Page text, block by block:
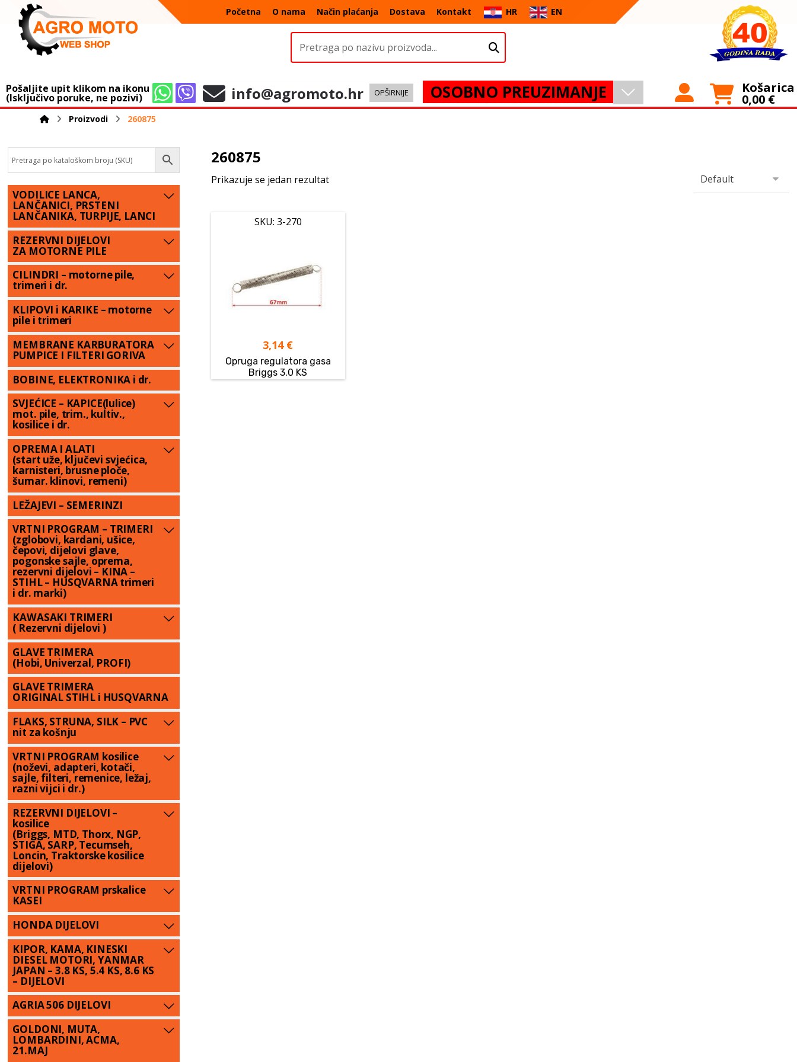
Početna O nama Način plaćanja Dostava Kontakt HR EN
Pošaljite upit klikom na ikonu
(Isključivo poruke, ne pozivi) info@agromoto.hr OPŠIRNIJE OSOBNO PREUZIMANJE Košarica
0,00 €
Proizvodi 260875
260875
Prikazuje se jedan rezultat
SKU: 3-270
3,14 €
Opruga regulatora gasa
Briggs 3.0 KS
VODILICE LANCA,
LANČANICI, PRSTENI
LANČANIKA, TURPIJE, LANCI
REZERVNI DIJELOVI
ZA MOTORNE PILE
CILINDRI – motorne pile,
trimeri i dr.
KLIPOVI i KARIKE – motorne
pile i trimeri
MEMBRANE KARBURATORA
PUMPICE I FILTERI GORIVA
BOBINE, ELEKTRONIKA i dr.
SVJEĆICE – KAPICE(lulice)
mot. pile, trim., kultiv.,
kosilice i dr.
OPREMA I ALATI
(start uže, ključevi svjećica,
karnisteri, brusne ploče,
šumar. klinovi, remeni)
LEŽAJEVI – SEMERINZI
VRTNI PROGRAM – TRIMERI
(zglobovi, kardani, ušice,
čepovi, dijelovi glave,
pogonske sajle, oprema,
rezervni dijelovi – KINA –
STIHL – HUSQVARNA trimeri
i dr. marki)
KAWASAKI TRIMERI
( Rezervni dijelovi )
GLAVE TRIMERA
(Hobi, Univerzal, PROFI)
GLAVE TRIMERA
ORIGINAL STIHL i HUSQVARNA
FLAKS, STRUNA, SILK – PVC
nit za košnju
VRTNI PROGRAM kosilice
(noževi, adapteri, kotači,
sajle, filteri, remenice, ležaj,
razni vijci i dr.)
REZERVNI DIJELOVI –
kosilice
(Briggs, MTD, Thorx, NGP,
STIGA, SARP, Tecumseh,
Loncin, Traktorske kosilice
dijelovi)
VRTNI PROGRAM prskalice
KASEI
HONDA DIJELOVI
KIPOR, KAMA, KINESKI
DIESEL MOTORI, YANMAR
JAPAN – 3.8 KS, 5.4 KS, 8.6 KS
– DIJELOVI
AGRIA 506 DIJELOVI
GOLDONI, MUTA,
LOMBARDINI, ACMA,
21.MAJ